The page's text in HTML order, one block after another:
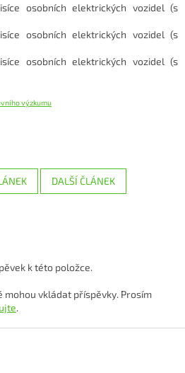
výzkumu
DALŠÍ ČLÁNEK
k této položce.
vkládat příspěvky. Prosím
.